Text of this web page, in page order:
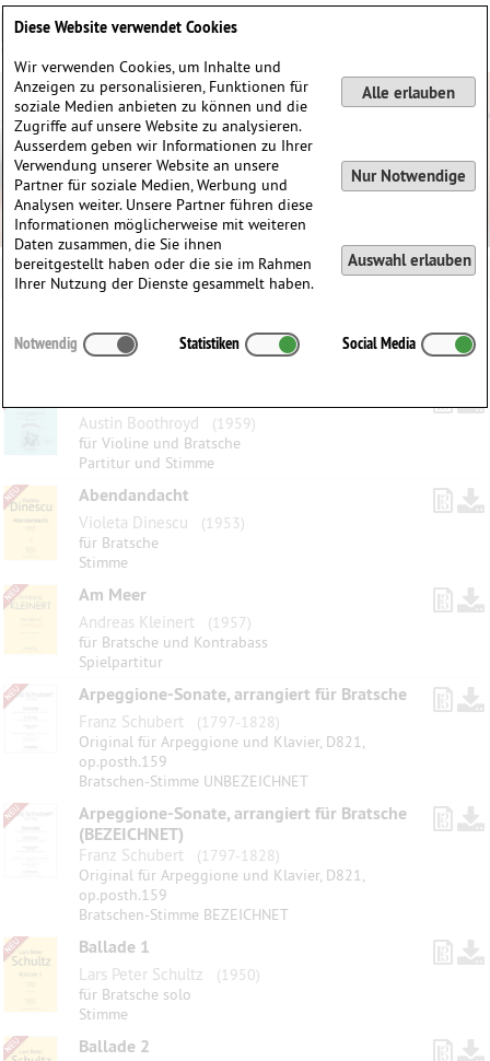
Austin Boothroyd
(1959)
für Violine und Bratsche
Partitur und Stimme
Abendandacht
Violeta Dinescu
(1953)
für Bratsche
Stimme
Am Meer
Andreas Kleinert
(1957)
für Bratsche und Kontrabass
Spielpartitur
Arpeggione-Sonate, arrangiert für Bratsche
Franz Schubert
(1797-1828)
Original für Arpeggione und Klavier, D821,
op.posth.159
Bratschen-Stimme UNBEZEICHNET
Arpeggione-Sonate, arrangiert für Bratsche
(BEZEICHNET)
Franz Schubert
(1797-1828)
Original für Arpeggione und Klavier, D821,
op.posth.159
Bratschen-Stimme BEZEICHNET
Ballade 1
Lars Peter Schultz
(1950)
für Bratsche solo
Stimme
Ballade 2
Diese Website verwendet Cookies
Wir verwenden Cookies, um Inhalte und
Anzeigen zu personalisieren, Funktionen für
soziale Medien anbieten zu können und die
Zugriffe auf unsere Website zu analysieren.
Ausserdem geben wir Informationen zu Ihrer
Verwendung unserer Website an unsere
Partner für soziale Medien, Werbung und
Analysen weiter. Unsere Partner führen diese
Informationen möglicherweise mit weiteren
Daten zusammen, die Sie ihnen
bereitgestellt haben oder die sie im Rahmen
Ihrer Nutzung der Dienste gesammelt haben.
Alle erlauben
Nur Notwendige
Auswahl erlauben
Notwendig Statistiken Social Media